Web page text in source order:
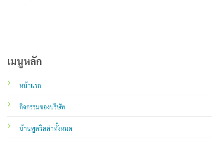
เมนูหลัก
หน้าแรก
กิจกรรมของบริษัท
บ้านพูลวิลล่าทั้งหมด